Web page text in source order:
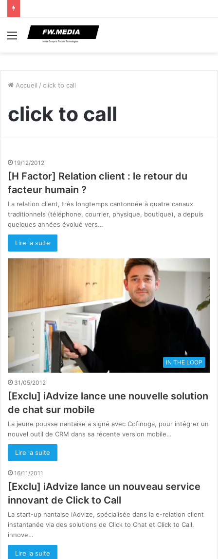
Menu
Accueil / click to call
click to call
19/12/2012
[H Factor] Relation client : le retour du
facteur humain ?
La relation client, très longtemps cantonnée à quatre canaux
traditionnels (téléphone, courrier, physique, boutique), a depuis
quelques années évolué vers…
Lire la suite
IN THE LOOP
31/05/2012
[Exclu] iAdvize lance une nouvelle solution
de chat sur mobile
La jeune pousse nantaise a signé avec Cofinoga, pour intégrer un
nouvel outil de CRM dans sa récente version mobile…
Lire la suite
16/11/2011
[Exclu] iAdvize lance un nouveau service
innovant de Click to Call
La start-up nantaise iAdvize, spécialisée dans la e-relation client
instantanée via des solutions de Click to Chat et Click to Call,
innove…
Lire la suite